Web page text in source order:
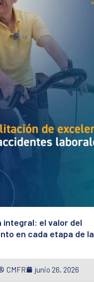
integral: el valor del
en cada etapa de la
CMFR junio 26, 2026